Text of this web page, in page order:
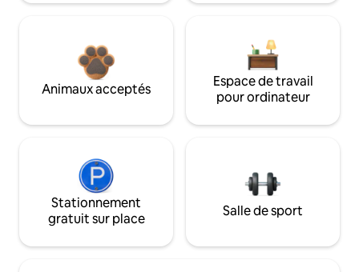
Animaux acceptés
Espace de travail
pour ordinateur
Stationnement
gratuit sur place
Salle de sport